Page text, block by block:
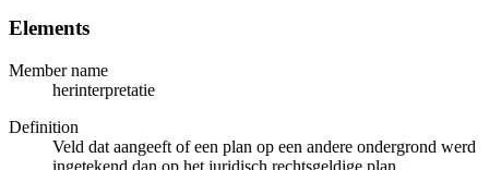
Elements
Member name
herinterpretatie
Definition
Veld dat aangeeft of een plan op een andere ondergrond werd
ingetekend dan op het juridisch rechtsgeldige plan.